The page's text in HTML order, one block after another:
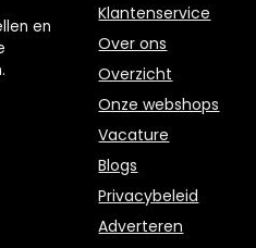
en
Klantenservice
Over ons
Overzicht
Onze webshops
Vacature
Blogs
Privacybeleid
Adverteren